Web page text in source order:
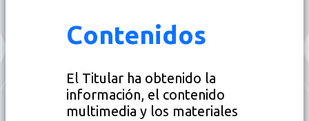
Contenidos
El Titular ha obtenido la
información, el contenido
multimedia y los materiales